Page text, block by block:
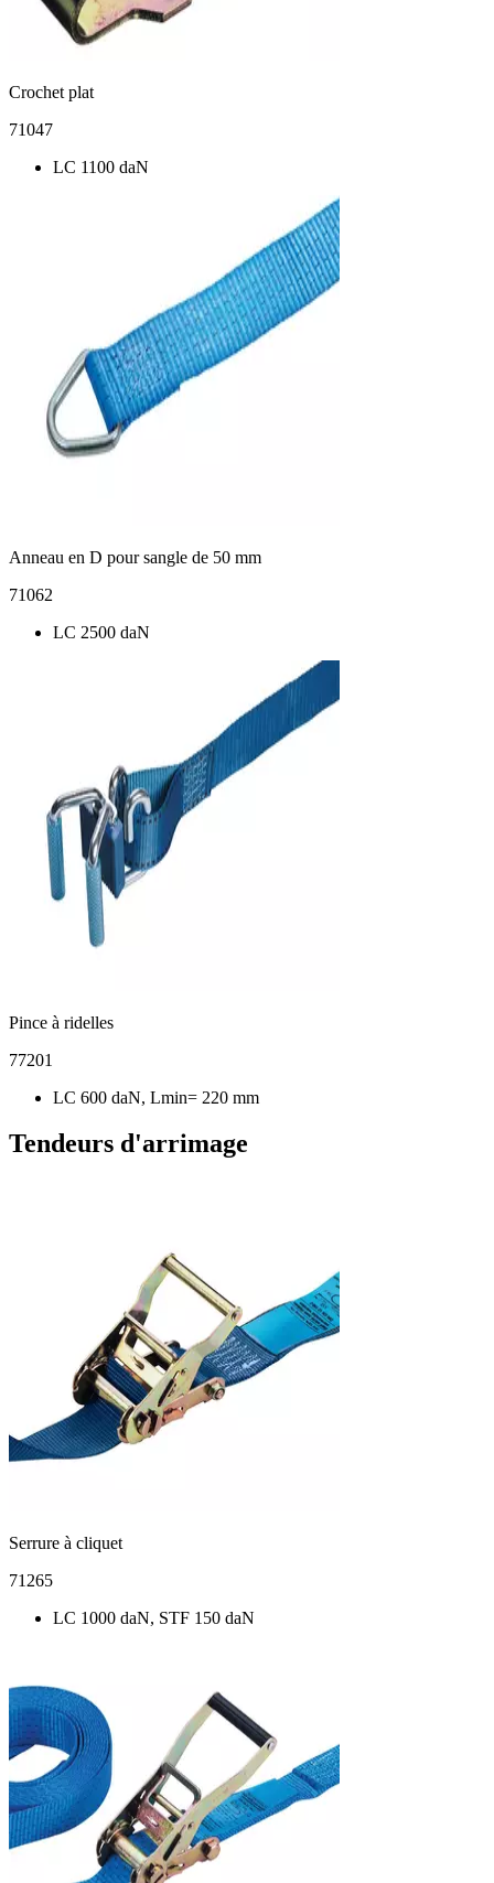
Crochet plat
71047
LC 1100 daN
Anneau en D pour sangle de 50 mm
71062
LC 2500 daN
Pince à ridelles
77201
LC 600 daN, Lmin= 220 mm
Tendeurs d'arrimage
Serrure à cliquet
71265
LC 1000 daN, STF 150 daN